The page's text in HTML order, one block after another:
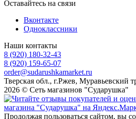
Оставайтесь на связи
Вконтакте
Одноклассники
Наши контакты
8 (920) 180-32-43
8 (920) 159-65-07
order@sudarushkamarket.ru
Тверская обл., г.Ржев, Муравьевский
2026 © Сеть магазинов "Сударушка"
Продолжая пользоваться сайтом, вы